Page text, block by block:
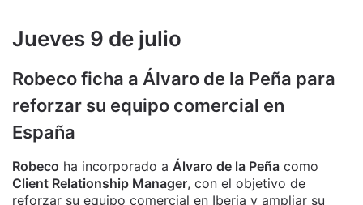
Jueves 9 de julio
Robeco ficha a Álvaro de la Peña para
reforzar su equipo comercial en
España
Robeco ha incorporado a Álvaro de la Peña como
Client Relationship Manager, con el objetivo de
reforzar su equipo comercial en Iberia y ampliar su